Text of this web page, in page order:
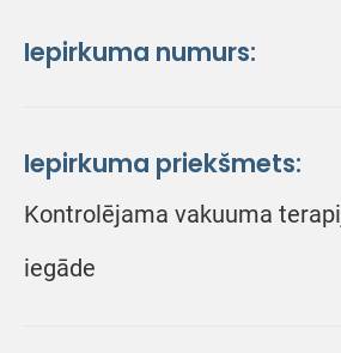
Iepirkuma numurs:
Iepirkuma priekšmets:
Kontrolējama vakuuma
iegāde